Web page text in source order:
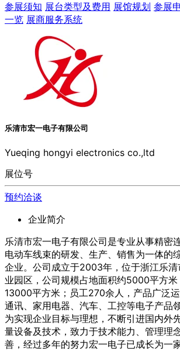
参展须知 展台类型及费用 展馆规划 参展
一览 展商服务系统
乐清市宏一电子有限公司
Yueqing hongyi electronics co.,ltd
展位号
预约洽谈
企业简介
乐清市宏一电子有限公司是专业从事精密
电动车线束的研发、生产、销售为一体的
企业。公司成立于2003年，位于浙江乐
业园区，公司规模占地面积约5000平方
13000平方米；员工270余人，产品广泛运
通讯、家用电器、汽车、工控等电子产品领
为实现企业目标与理想，不断引进国内外
量设备及技术，致力于技术能力、管理理
善，经过多年的努力宏一电子已成长为一